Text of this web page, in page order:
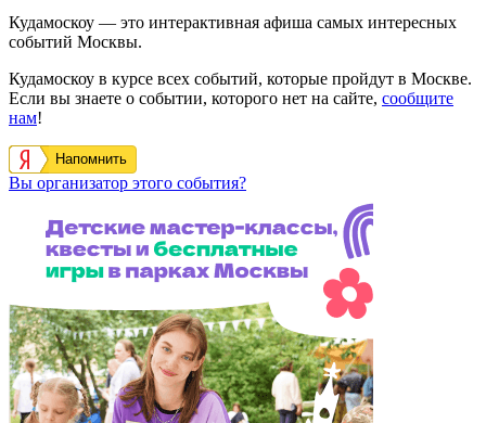
Кудамоскоу — это интерактивная афиша самых интересных
событий Москвы.
Кудамоскоу в курсе всех событий, которые пройдут в Москве.
Если вы знаете о событии, которого нет на сайте, сообщите
нам!
Напомнить
Вы организатор этого события?